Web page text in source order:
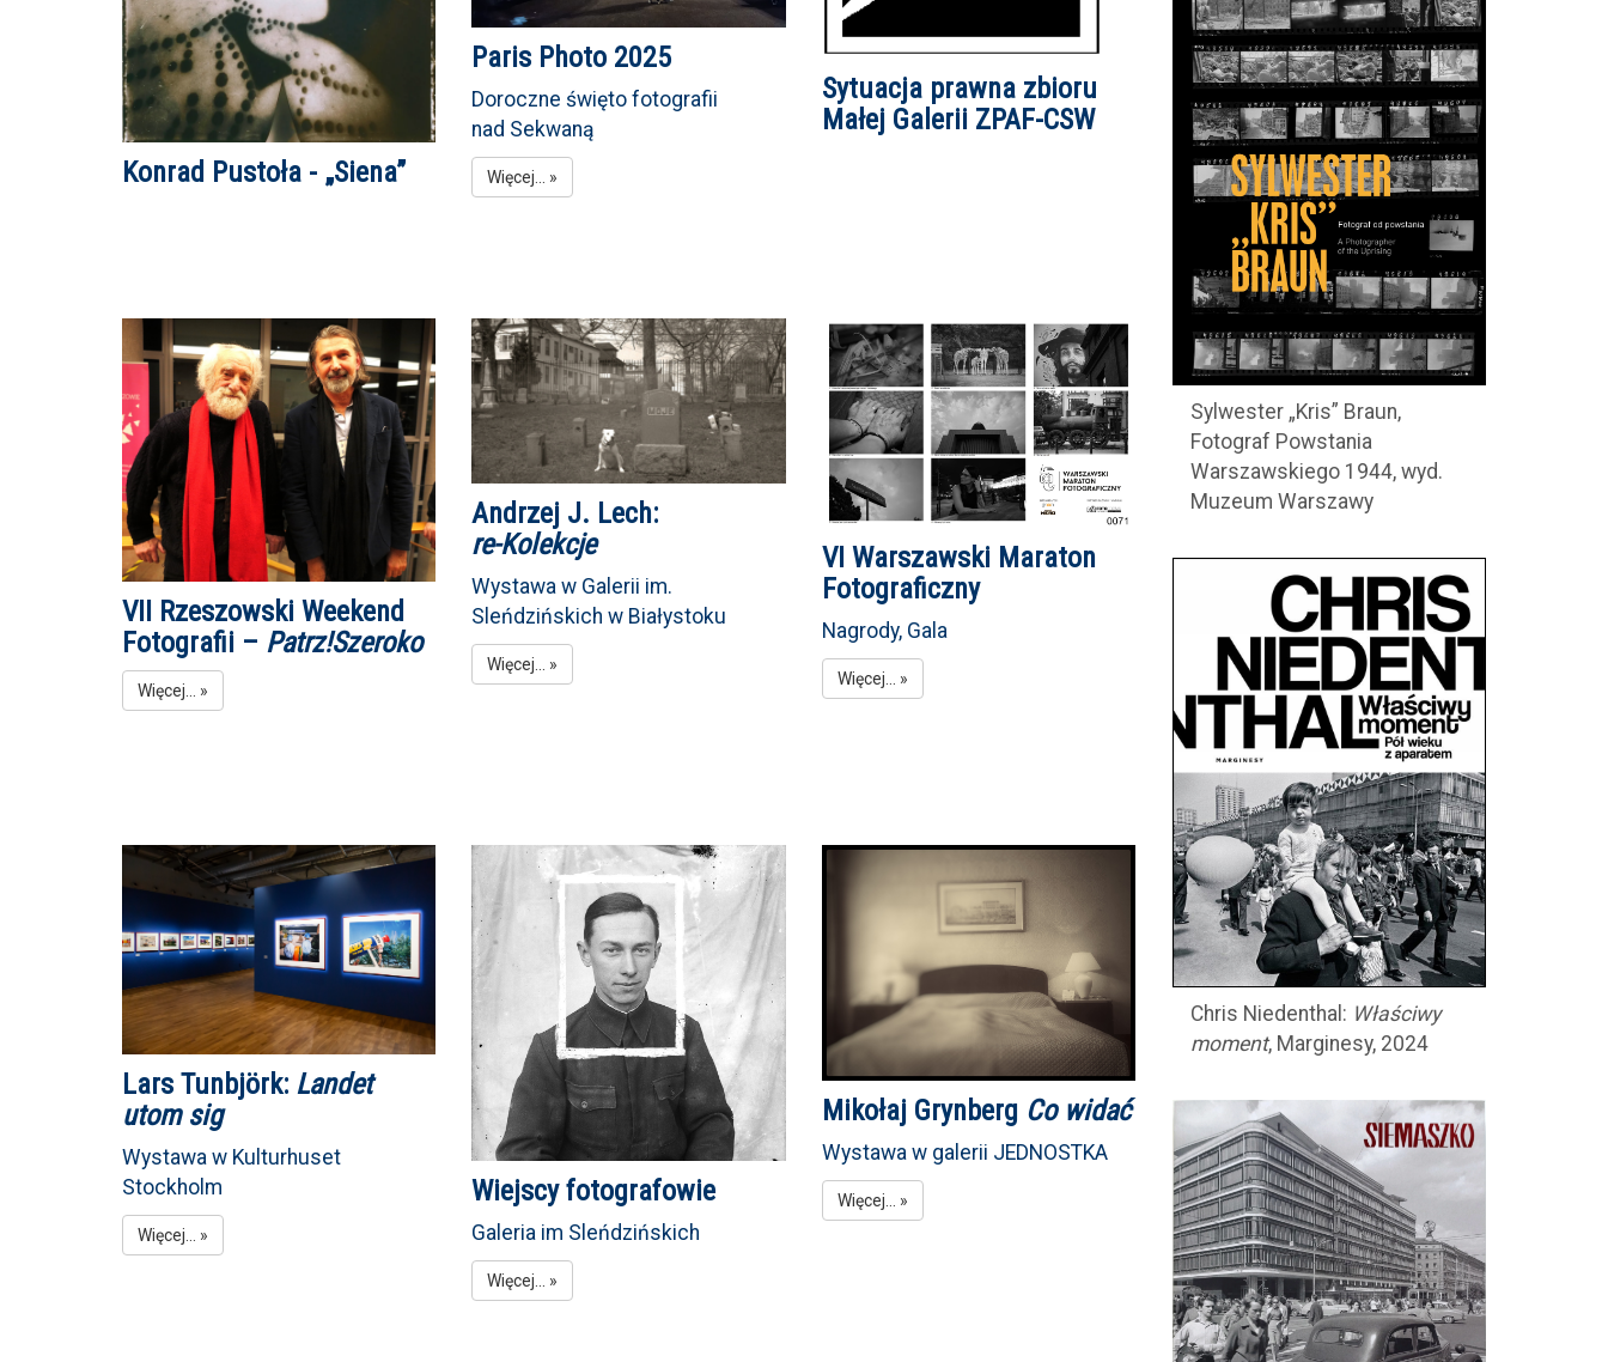
Konrad Pustoła - „Siena”
Paris Photo 2025
Doroczne święto fotografii
nad Sekwaną
Więcej... »
Sytuacja prawna zbioru
Małej Galerii ZPAF-CSW
VII Rzeszowski Weekend
Fotografii – Patrz!Szeroko
Więcej... »
Andrzej J. Lech:
re-Kolekcje
Wystawa w Galerii im.
Sleńdzińskich w Białystoku
Więcej... »
VI Warszawski Maraton
Fotograficzny
Nagrody, Gala
Więcej... »
Lars Tunbjörk: Landet
utom sig
Wystawa w Kulturhuset
Stockholm
Więcej... »
Wiejscy fotografowie
Galeria im Sleńdzińskich
Więcej... »
Mikołaj Grynberg Co widać
Wystawa w galerii JEDNOSTKA
Więcej... »
Sylwester „Kris” Braun,
Fotograf Powstania
Warszawskiego 1944, wyd.
Muzeum Warszawy
Chris Niedenthal: Właściwy
moment, Marginesy, 2024